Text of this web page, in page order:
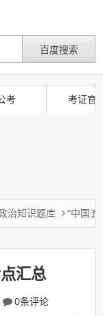
考 考证官
治知识题库 “中国
汇总
0条评论